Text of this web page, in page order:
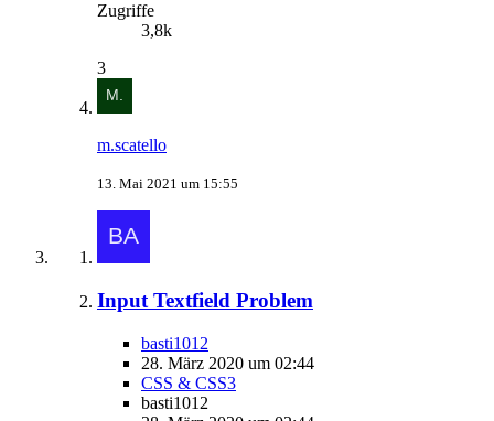
Zugriffe
3,8k
3
m.scatello
13. Mai 2021 um 15:55
Input Textfield Problem
basti1012
28. März 2020 um 02:44
CSS & CSS3
basti1012